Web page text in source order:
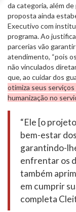
da categoria, além
proposta ainda
Executivo com
programa. Ao
parcerias vão
atendimento, “pois
não vinculados
que, ao cuidar dos
otimiza seus
humanização no
“Ele [o
bem-estar
garantindo-
enfrentar os
também
em cumprir
completa